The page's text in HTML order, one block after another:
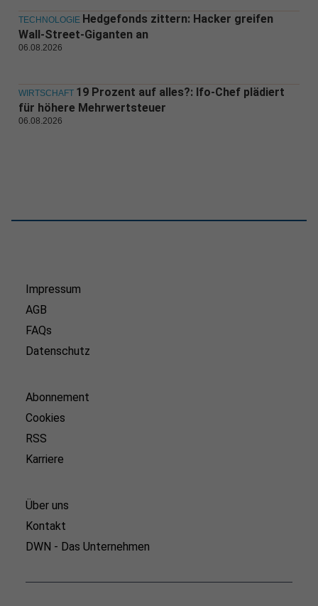
TECHNOLOGIE Hedgefonds zittern: Hacker greifen
Wall-Street-Giganten an
06.08.2026
WIRTSCHAFT 19 Prozent auf alles?: Ifo-Chef plädiert
für höhere Mehrwertsteuer
06.08.2026
Impressum
AGB
FAQs
Datenschutz
Abonnement
Cookies
RSS
Karriere
Über uns
Kontakt
DWN - Das Unternehmen